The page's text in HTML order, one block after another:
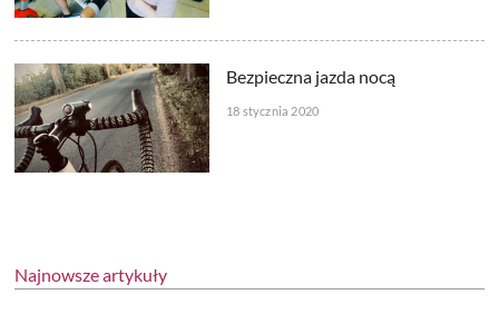
Bezpieczna jazda nocą
18 stycznia 2020
Najnowsze artykuły